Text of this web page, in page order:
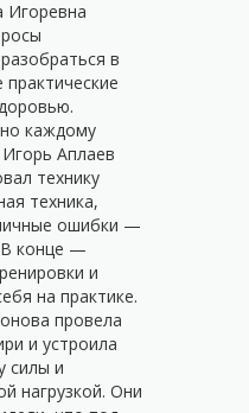
Игоревна
в
каждому
Аплаев
технику
техника,
ошибки —
В конце —
и
на практике.
провела
и устроила
силы и
нагрузкой. Они